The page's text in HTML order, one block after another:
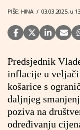
PIŠE: HINA / 03.03.2025. u
Predsjednik
inflacije u veljači
košarice s
daljnjeg
poziva na
određivanju